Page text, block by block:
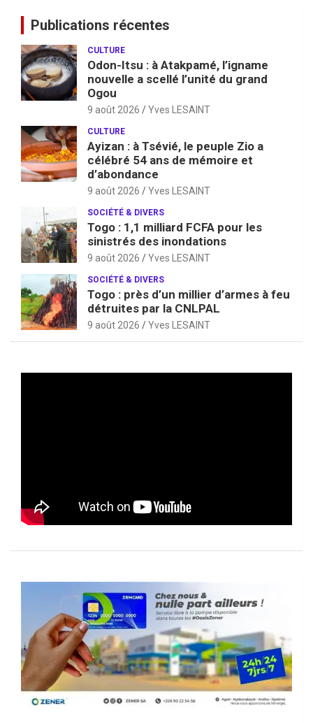
Publications récentes
CULTURE
Odon-Itsu : à Atakpamé, l’igname
nouvelle a scellé l’unité du grand
Ogou
9 août 2026 Yves LESAINT
CULTURE
Ayizan : à Tsévié, le peuple Zio a
célébré 54 ans de mémoire et
d’abondance
9 août 2026 Yves LESAINT
SOCIÉTÉ & DIVERS
Togo : 1,1 milliard FCFA pour les
sinistrés des inondations
9 août 2026 Yves LESAINT
SOCIÉTÉ & DIVERS
Togo : près d’un millier d’armes à feu
détruites par la CNLPAL
9 août 2026 Yves LESAINT